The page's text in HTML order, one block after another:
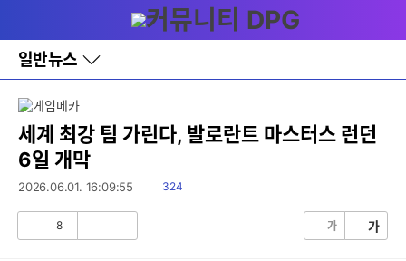
와
홈
일반뉴스
바
로
레
이
어
토
세계 최강 팀 가린다, 발로란트 마스터스 런던
6일 개막
2026.06.01. 16:09:55
읽
324
8 가 가